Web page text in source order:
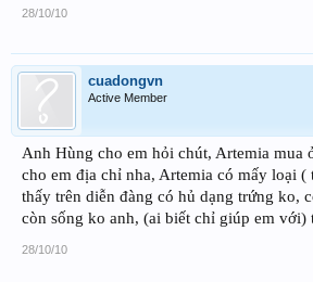
28/10/10
cuadongvn
Active Member
Anh Hùng cho em hỏi chút, Artemia mua
cho em địa chỉ nha, Artemia có mấy loại (
thấy trên diễn đàng có hủ dạng trứng ko,
còn sống ko anh, (ai biết chỉ giúp em với)
28/10/10